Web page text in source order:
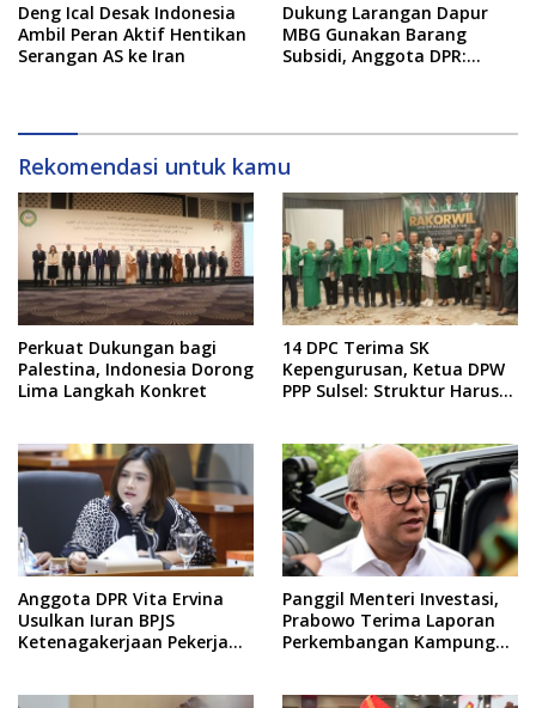
Deng Ical Desak Indonesia
Ambil Peran Aktif Hentikan
Serangan AS ke Iran
Dukung Larangan Dapur
MBG Gunakan Barang
Subsidi, Anggota DPR:
Rekomendasi untuk kamu
Perkuat Dukungan bagi
Palestina, Indonesia Dorong
Lima Langkah Konkret
14 DPC Terima SK
Kepengurusan, Ketua DPW
PPP Sulsel: Struktur Harus
Anggota DPR Vita Ervina
Usulkan Iuran BPJS
Ketenagakerjaan Pekerja
Panggil Menteri Investasi,
Prabowo Terima Laporan
Perkembangan Kampung